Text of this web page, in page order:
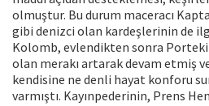
olmuştur. Bu durum maceracı
gibi denizci olan kardeşlerinin de
Kolomb, evlendikten sonra
olan merakı artarak devam etmiş
kendisine ne denli hayat konforu
varmıştı. Kayınpederinin, Prens